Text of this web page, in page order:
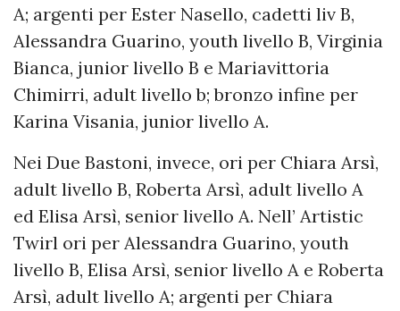
A; argenti per Ester Nasello, cadetti liv B,
Alessandra Guarino, youth livello B, Virginia
Bianca, junior livello B e Mariavittoria
Chimirri, adult livello b; bronzo infine per
Karina Visania, junior livello A.
Nei Due Bastoni, invece, ori per Chiara Arsì,
adult livello B, Roberta Arsì, adult livello A
ed Elisa Arsì, senior livello A. Nell’ Artistic
Twirl ori per Alessandra Guarino, youth
livello B, Elisa Arsì, senior livello A e Roberta
Arsì, adult livello A; argenti per Chiara